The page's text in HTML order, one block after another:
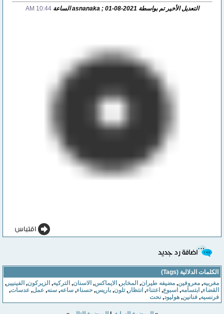
التعديل الأخير تم بواسطة asnanaka ; 01-08-2021 الساعة 10:44 AM
الكلمات الدلالية (Tags)
مغربيه,معروفين,مضيفه طيران,المخابر,الايماكس ,الاسنان,التركيه,الزيركون,الفينيير,
القضاء,ابتسامه,اسبوع,اعتناء,انتظار,تلون,باريس ,حسناء,ساعه,سنه,عمل,عدسات,
فرنسيه,فنانين,هوليود,نحت